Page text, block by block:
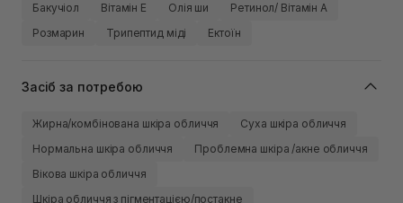
Бакучіол Вітамін Е Олія ши
Ретинол/ Вітамін А
Розмарин
Трипептид міді Ектоїн
Засіб за потребою
Жирна/комбінована шкіра обличчя
Суха шкіра обличчя
Нормальна шкіра обличчя
Проблемна шкіра /акне обличчя
Вікова шкіра обличчя
Шкіра обличчя з пігментацією/постакне